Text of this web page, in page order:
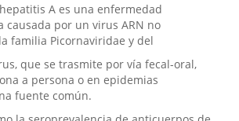
A es una enfermedad
causada por un virus ARN no
familia Picornaviridae y del
que se trasmite por vía fecal-oral,
a persona o en epidemias
fuente común.